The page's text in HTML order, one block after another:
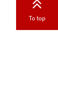
To top